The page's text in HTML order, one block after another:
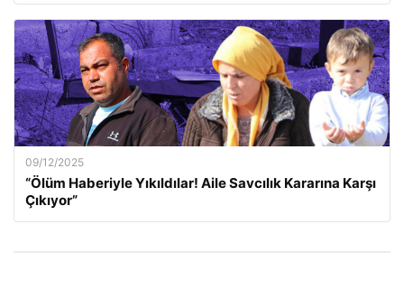
09/12/2025
“Ölüm Haberiyle Yıkıldılar! Aile Savcılık Kararına Karşı
Çıkıyor”